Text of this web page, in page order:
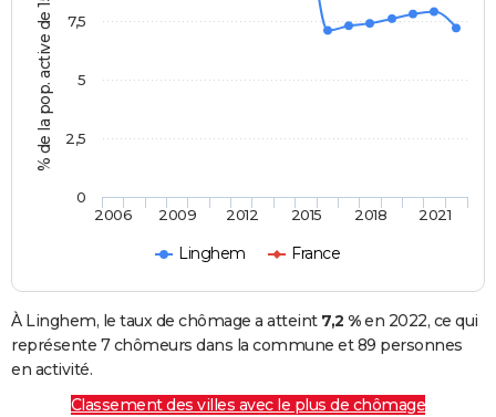
% de la pop. active de 15 - 64 ans
Linghem France
2006 2009 2012 2015 2018 2021
0
2,5
5
7,5
À Linghem, le taux de chômage a atteint 7,2 %en 2022, ce qui
représente 7 chômeurs dans la commune et 89 personnes
en activité.
Classement des villes avec le plus de chômage